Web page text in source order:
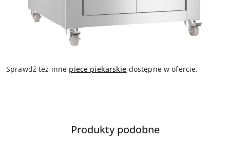
Sprawdź też inne piece piekarskie dostępne w ofercie.
Pomiń karuzelę produktów
Produkty
Produkty podobne